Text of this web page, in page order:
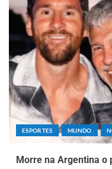
ESPORTES MUNDO
Morre na Argentina o